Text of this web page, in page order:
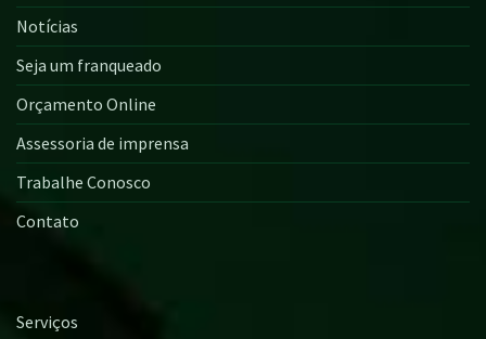
Notícias
Seja um franqueado
Orçamento Online
Assessoria de imprensa
Trabalhe Conosco
Contato
Serviços